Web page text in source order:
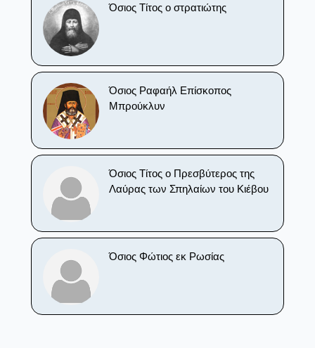
Όσιος Τίτος ο στρατιώτης
Όσιος Ραφαήλ Επίσκοπος
Μπρούκλυν
Όσιος Τίτος ο Πρεσβύτερος της
Λαύρας των Σπηλαίων του Κιέβου
Όσιος Φώτιος εκ Ρωσίας